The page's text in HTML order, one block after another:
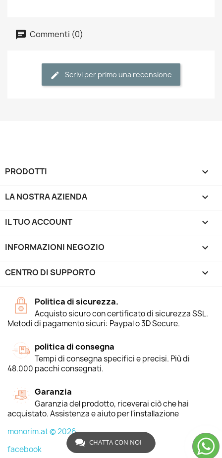
Commenti (0)
Scrivi per primo una recensione
PRODOTTI 
LA NOSTRA AZIENDA 
IL TUO ACCOUNT 
INFORMAZIONI NEGOZIO keyboard_arrow_down
CENTRO DI SUPPORTO 
Politica di sicurezza.
Acquisto sicuro con certificato di sicurezza SSL.
Metodi di pagamento sicuri: Paypal o 3D Secure.
politica di consegna
Tempi di consegna specifici e precisi. Più di
48.000 pacchi consegnati.
Garanzia
Garanzia del prodotto, riceverai ciò che hai
acquistato. Assistenza e aiuto per l'installazione
monorim.at © 2026
facebook
CHATTA CON NOI